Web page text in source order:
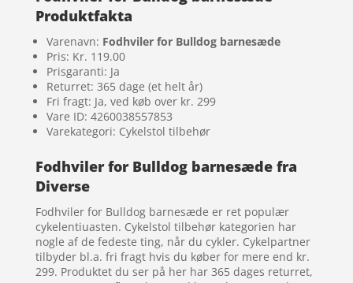
Produktfakta
Varenavn: Fodhviler for Bulldog barnesæde
Pris: Kr. 119.00
Prisgaranti: Ja
Returret: 365 dage (et helt år)
Fri fragt: Ja, ved køb over kr. 299
Vare ID: 4260038557853
Varekategori: Cykelstol tilbehør
Fodhviler for Bulldog barnesæde fra
Diverse
Fodhviler for Bulldog barnesæde er ret populær
cykelentiuasten. Cykelstol tilbehør kategorien har
nogle af de fedeste ting, når du cykler. Cykelpartner
tilbyder bl.a. fri fragt hvis du køber for mere end kr.
299. Produktet du ser på her har 365 dages returret,